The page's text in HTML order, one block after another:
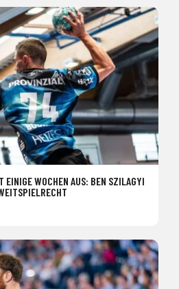
EINIGE WOCHEN AUS: BEN SZILAGYI